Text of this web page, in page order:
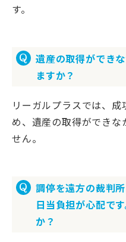
す。
遺産の取得ができ
ますか？
リーガルプラスでは、
め、遺産の取得ができ
せん。
調停を遠方の裁判
日当負担が心配で
か？